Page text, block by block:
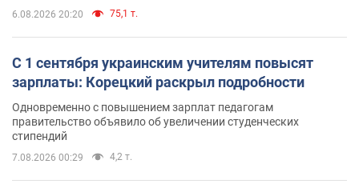
6.08.2026 20:20 75,1 т.
С 1 сентября украинским учителям повысят
зарплаты: Корецкий раскрыл подробности
Одновременно с повышением зарплат педагогам
правительство объявило об увеличении студенческих
стипендий
7.08.2026 00:29 4,2 т.